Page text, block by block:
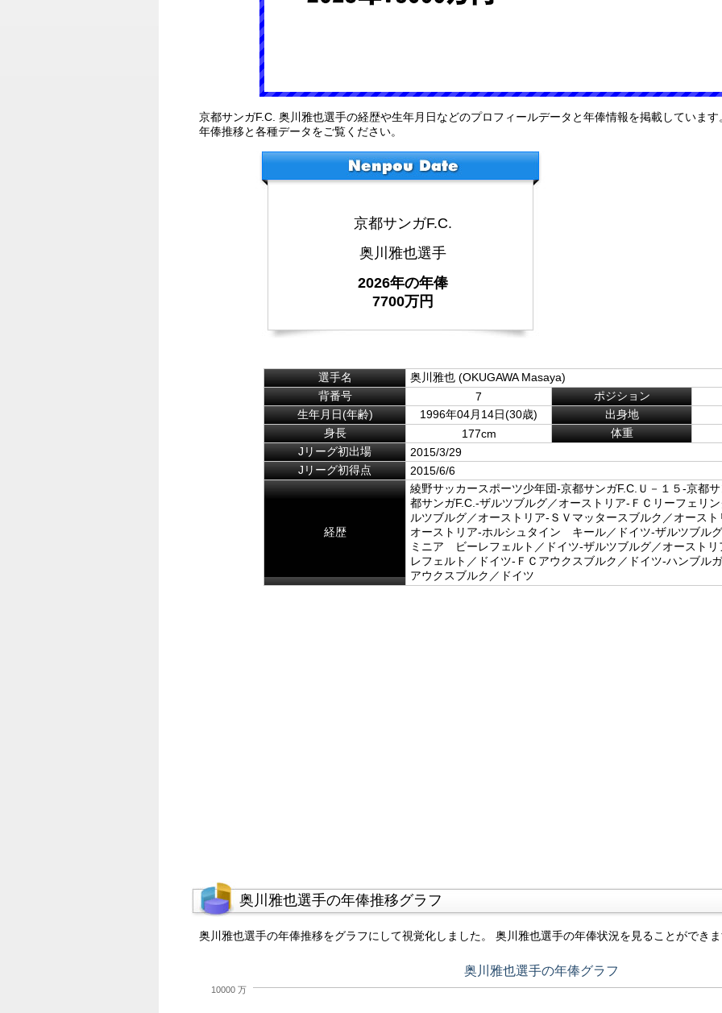
京都サンガF.C. 奥川雅也選手の経歴や生年月日などのプロフィールデータと年俸情報を掲載しています
年俸推移と各種データをご覧ください。
京都サンガF.C.
奥川雅也選手
2026年の年俸
7700万円
選手名
奥川雅也 (OKUGAWA Masaya)
背番号
7
ポジション
生年月日(年齢)
1996年04月14日(30歳)
出身地
身長
177cm
体重
Jリーグ初出場
2015/3/29
Jリーグ初得点
2015/6/6
経歴
綾野サッカースポーツ少年団-京都サンガF.C.Ｕ－１５-京都
都サンガF.C.-ザルツブルグ／オーストリア-ＦＣリーフェリ
ルツブルグ／オーストリア-ＳＶマッタースブルク／オース
オーストリア-ホルシュタイン キール／ドイツ-ザルツブル
ミニア ビーレフェルト／ドイツ-ザルツブルグ／オースト
レフェルト／ドイツ-ＦＣアウクスブルク／ドイツ-ハンブル
アウクスブルク／ドイツ
奥川雅也選手の年俸推移グラフ
奥川雅也選手の年俸推移をグラフにして視覚化しました。 奥川雅也選手の年俸状況を見ることができ
奥川雅也選手の年俸グラフ
10000 万